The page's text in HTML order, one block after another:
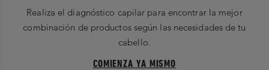
Realiza el diagnóstico capilar para encontrar la mejor
combinación de productos según las necesidades de tu
cabello.
COMIENZA YA MISMO